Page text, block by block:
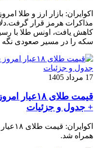
اکوایران: بازار ارز و طلا
سکه را در مسیر صعودی
17 مرداد 1405
+ جدول و جزئیات
همراه شد.